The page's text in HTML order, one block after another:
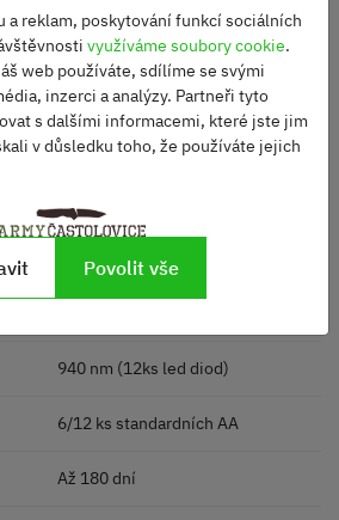
(WVGA)
Ano
Interní 32 GB + až 32 GB SD karta
25 m
940 nm (12ks led diod)
6/12 ks standardních AA
Až 180 dní
a reklam, poskytování funkcí sociálních
využíváme soubory cookie.
web používáte, sdílíme se svými
inzerci a analýzy. Partneři tyto
s dalšími informacemi, které jste jim
v důsledku toho, že používáte jejich
Povolit vše